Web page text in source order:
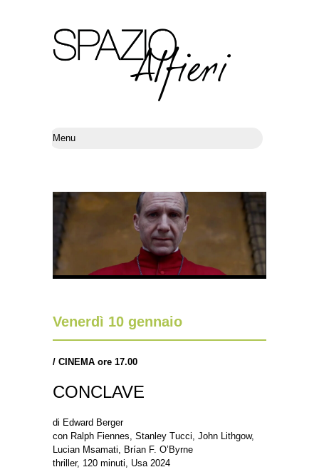
Venerdì 10 gennaio
/ CINEMA ore 17.00
CONCLAVE
di Edward Berger
con Ralph Fiennes, Stanley Tucci, John Lithgow,
Lucian Msamati, Brían F. O’Byrne
thriller, 120 minuti, Usa 2024